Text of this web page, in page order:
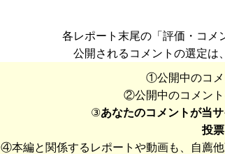
各レポート末尾の「評価・コメ
公開されるコメントの選定は
①公開中のコメ
②公開中のコメント
③あなたのコメントが当
投
④本編と関係するレポートや動画も、自薦